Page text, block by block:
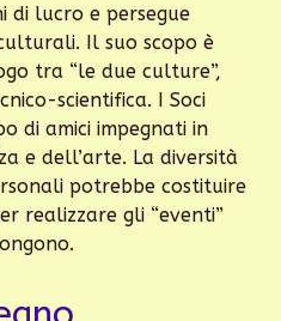
di lucro e persegue
Il suo scopo è
tra “le due culture”,
scientifica. I Soci
di amici impegnati in
e dell’arte. La diversità
potrebbe costituire
realizzare gli “eventi”